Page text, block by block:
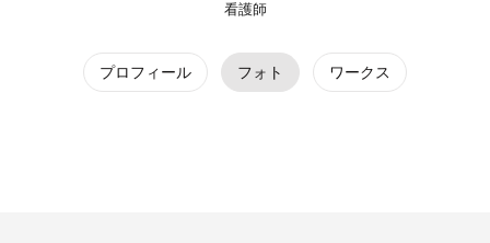
看護師
プロフィール フォト ワークス